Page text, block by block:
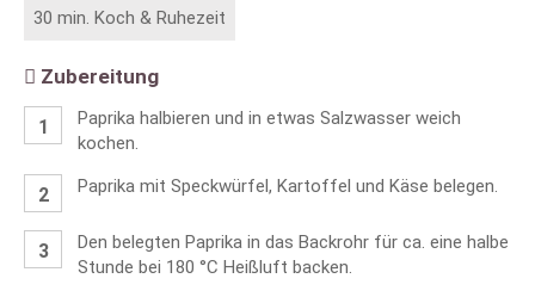
30 min. Koch & Ruhezeit
Zubereitung
Paprika halbieren und in etwas Salzwasser weich
kochen.
Paprika mit Speckwürfel, Kartoffel und Käse belegen.
Den belegten Paprika in das Backrohr für ca. eine halbe
Stunde bei 180 °C Heißluft backen.